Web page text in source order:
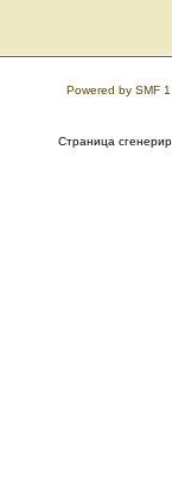
Powered by SMF
Страница